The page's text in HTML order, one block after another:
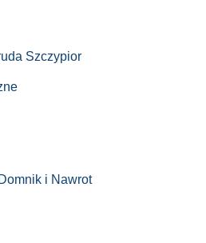
Szczypior
i Nawrot